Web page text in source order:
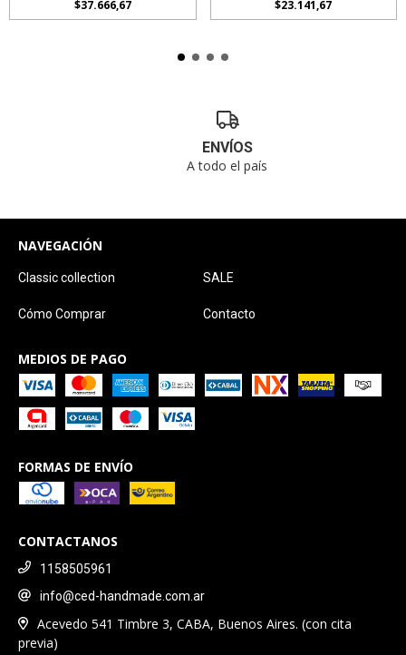
$37.666,67
$23.141,67
ENVÍOS
A todo el país
NAVEGACIÓN
Classic collection SALE
Cómo Comprar Contacto
MEDIOS DE PAGO
FORMAS DE ENVÍO
CONTACTANOS
1158505961
info@ced-handmade.com.ar
Acevedo 541 Timbre 3, CABA, Buenos Aires. (con cita
previa)